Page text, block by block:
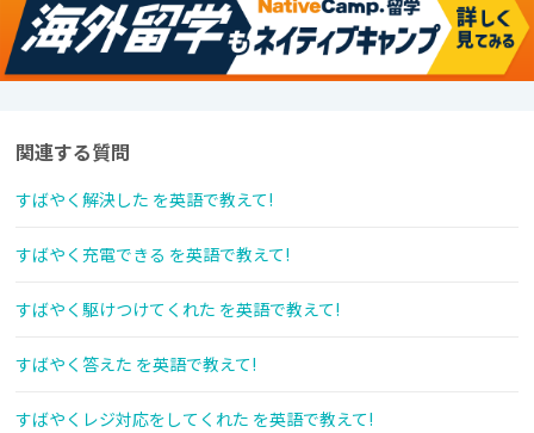
関連する質問
すばやく解決した を英語で教えて!
すばやく充電できる を英語で教えて!
すばやく駆けつけてくれた を英語で教えて!
すばやく答えた を英語で教えて!
すばやくレジ対応をしてくれた を英語で教えて!